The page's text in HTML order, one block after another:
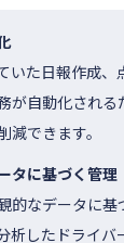
いた日報作成
が自動化され
減できます。
タに基づく管理
的なデータに
析したドライ